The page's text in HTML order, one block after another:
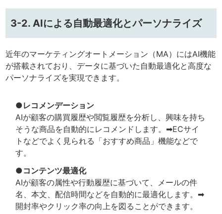
3-2. AIによる自動最適化とパーソナライズ
近年のマーケティングオートメーション（MA）にはAI機能
が搭載されており、データに基づいた自動最適化と高度な
パーソナライズを実現できます。
●レコメンデーション
AIが顧客の購買履歴や閲覧履歴を分析し、興味を持ち
そうな商品を自動的にレコメンドします。➡ECサイ
トなどでよく見られる「おすすめ商品」機能などで
す。
●コンテンツ最適化
AIが顧客の属性や行動履歴に基づいて、メールの件
名、本文、配信時間などを自動的に最適化します。➡
開封率やクリック率の向上を図ることができます。